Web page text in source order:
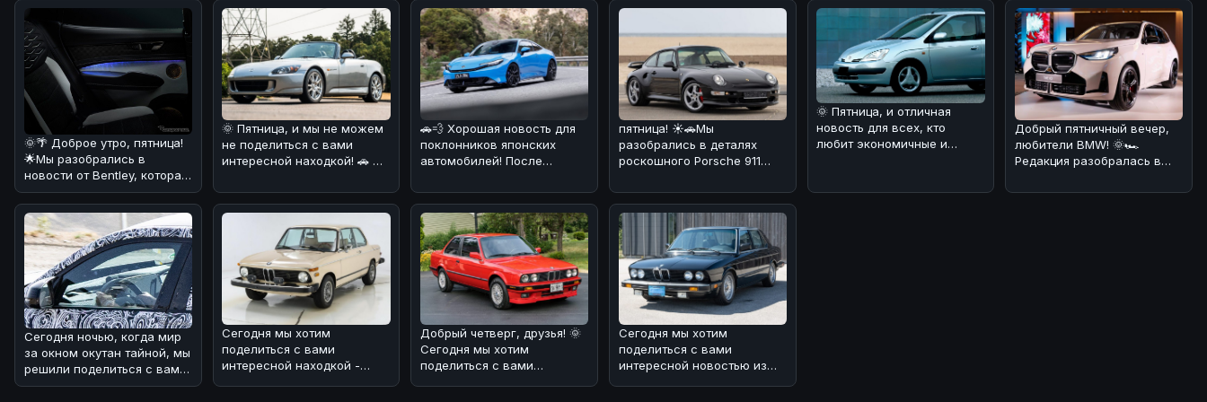
🌞🌴 Доброе утро, пятница!
🌟Мы разобрались в
новости от Bentley, которая
представила свой первый
по
🌞 Пятница, и мы не можем
не поделиться с вами
интересной находкой! 🚗 На
информац
🚗💨 Хорошая новость для
поклонников японских
автомобилей! После
производств
пятница! ☀️🚗Мы
разобрались в деталях
роскошного Porsche 911
выпуска. Эта модел
🌞 Пятница, и отличная
новость для всех, кто
любит экономичные и
Добрый пятничный вечер,
любители BMW! 🌞🏎
Редакция разобралась в
кроссовера B
Сегодня ночью, когда мир
за окном окутан тайной, мы
решили поделиться с вами
интересной новостью из
Сегодня мы хотим
поделиться с вами
интересной находкой -
Добрый четверг, друзья! 🌞
Сегодня мы хотим
поделиться с вами
Сегодня мы хотим
поделиться с вами
интересной новостью из